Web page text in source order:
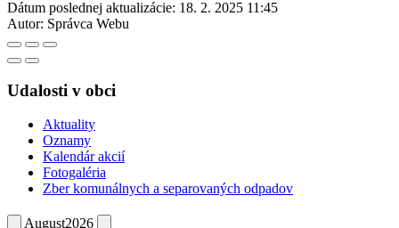
Dátum poslednej aktualizácie: 18. 2. 2025 11:45
Autor: Správca Webu
Udalosti v obci
Aktuality
Oznamy
Kalendár akcií
Fotogaléria
Zber komunálnych a separovaných odpadov
August2026